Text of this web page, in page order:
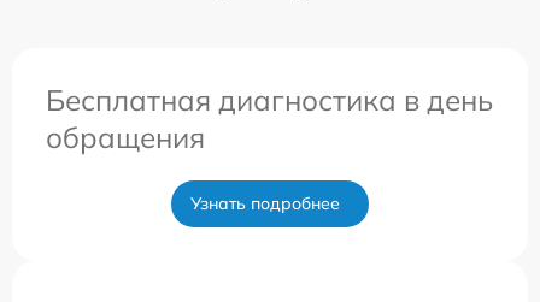
Бесплатная диагностика в день
обращения
Узнать подробнее